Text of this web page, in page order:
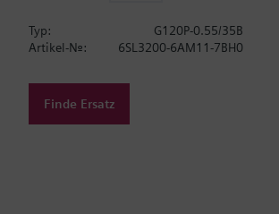
Typ:
G120P-0.55/35B
Artikel-Nr.:
6SL3200-6AM11-7BH0
Finde Ersatz